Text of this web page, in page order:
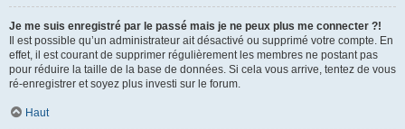
Je me suis enregistré par le passé mais je ne peux plus me connecter ?!
Il est possible qu’un administrateur ait désactivé ou supprimé votre compte. En
effet, il est courant de supprimer régulièrement les membres ne postant pas
pour réduire la taille de la base de données. Si cela vous arrive, tentez de vous
ré-enregistrer et soyez plus investi sur le forum.
Haut